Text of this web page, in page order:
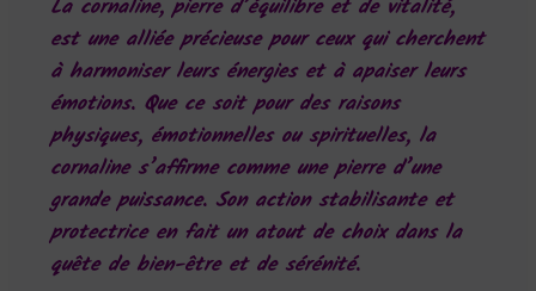
La cornaline, pierre d’équilibre et de vitalité,
est une alliée précieuse pour ceux qui cherchent
à harmoniser leurs énergies et à apaiser leurs
émotions. Que ce soit pour des raisons
physiques, émotionnelles ou spirituelles, la
cornaline s’affirme comme une pierre d’une
grande puissance. Son action stabilisante et
protectrice en fait un atout de choix dans la
quête de bien-être et de sérénité.